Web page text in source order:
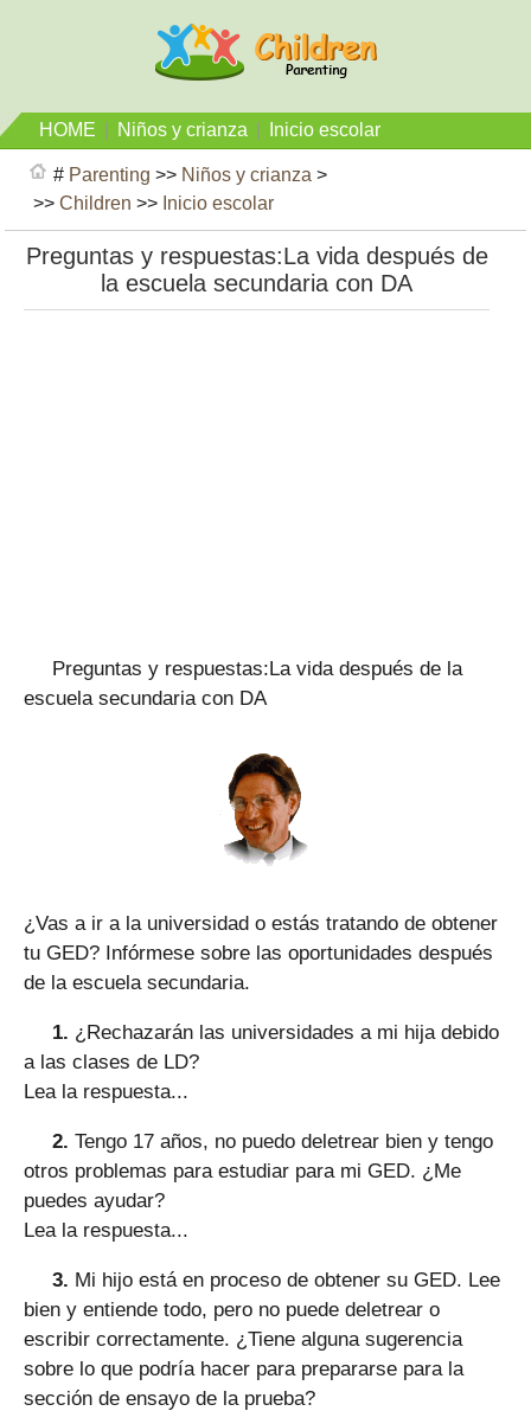
HOME Niños y crianza Inicio escolar
# Parenting >> Niños y crianza >
>>Children >> Inicio escolar
Preguntas y respuestas:La vida después de
la escuela secundaria con DA
Preguntas y respuestas:La vida después de la
escuela secundaria con DA
¿Vas a ir a la universidad o estás tratando de obtener
tu GED? Infórmese sobre las oportunidades después
de la escuela secundaria.
1. ¿Rechazarán las universidades a mi hija debido
a las clases de LD?
Lea la respuesta...
2. Tengo 17 años, no puedo deletrear bien y tengo
otros problemas para estudiar para mi GED. ¿Me
puedes ayudar?
Lea la respuesta...
3. Mi hijo está en proceso de obtener su GED. Lee
bien y entiende todo, pero no puede deletrear o
escribir correctamente. ¿Tiene alguna sugerencia
sobre lo que podría hacer para prepararse para la
sección de ensayo de la prueba?